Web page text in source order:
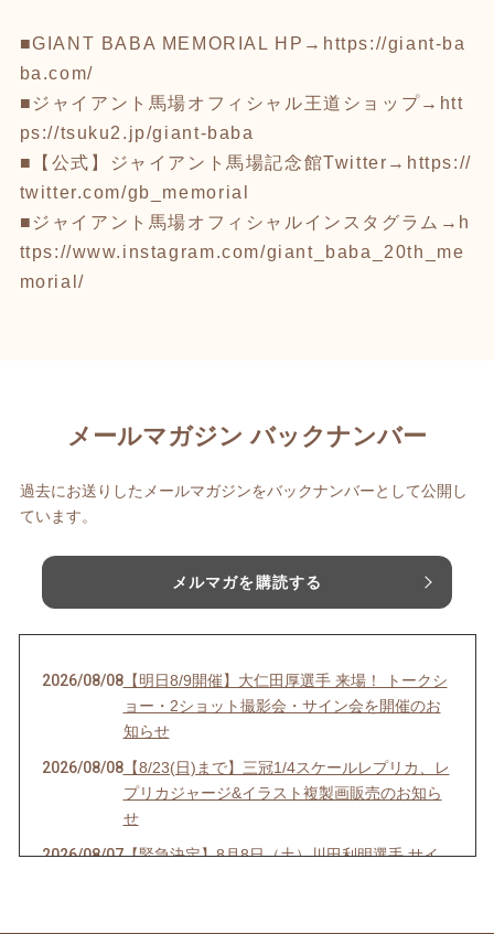
■GIANT BABA MEMORIAL HP→ https://giant-ba
ba.com/
■ジャイアント馬場オフィシャル王道ショップ→ htt
ps://tsuku2.jp/giant-baba
■【公式】ジャイアント馬場記念館Twitter→ https://
twitter.com/gb_memorial
■ジャイアント馬場オフィシャルインスタグラム→ h
ttps://www.instagram.com/giant_baba_20th_me
morial/
メールマガジン バックナンバー
過去にお送りしたメールマガジンをバックナンバーとして公開し
ています。
メルマガを購読する
2026/08/08【明日8/9開催】大仁田厚選手 来場！ トークシ
ョー・2ショット撮影会・サイン会を開催のお
知らせ
2026/08/08【8/23(日)まで】三冠1/4スケールレプリカ、レ
プリカジャージ&イラスト複製画販売のお知ら
せ
2026/08/07【緊急決定】8月8日（土）川田利明選手 サイ